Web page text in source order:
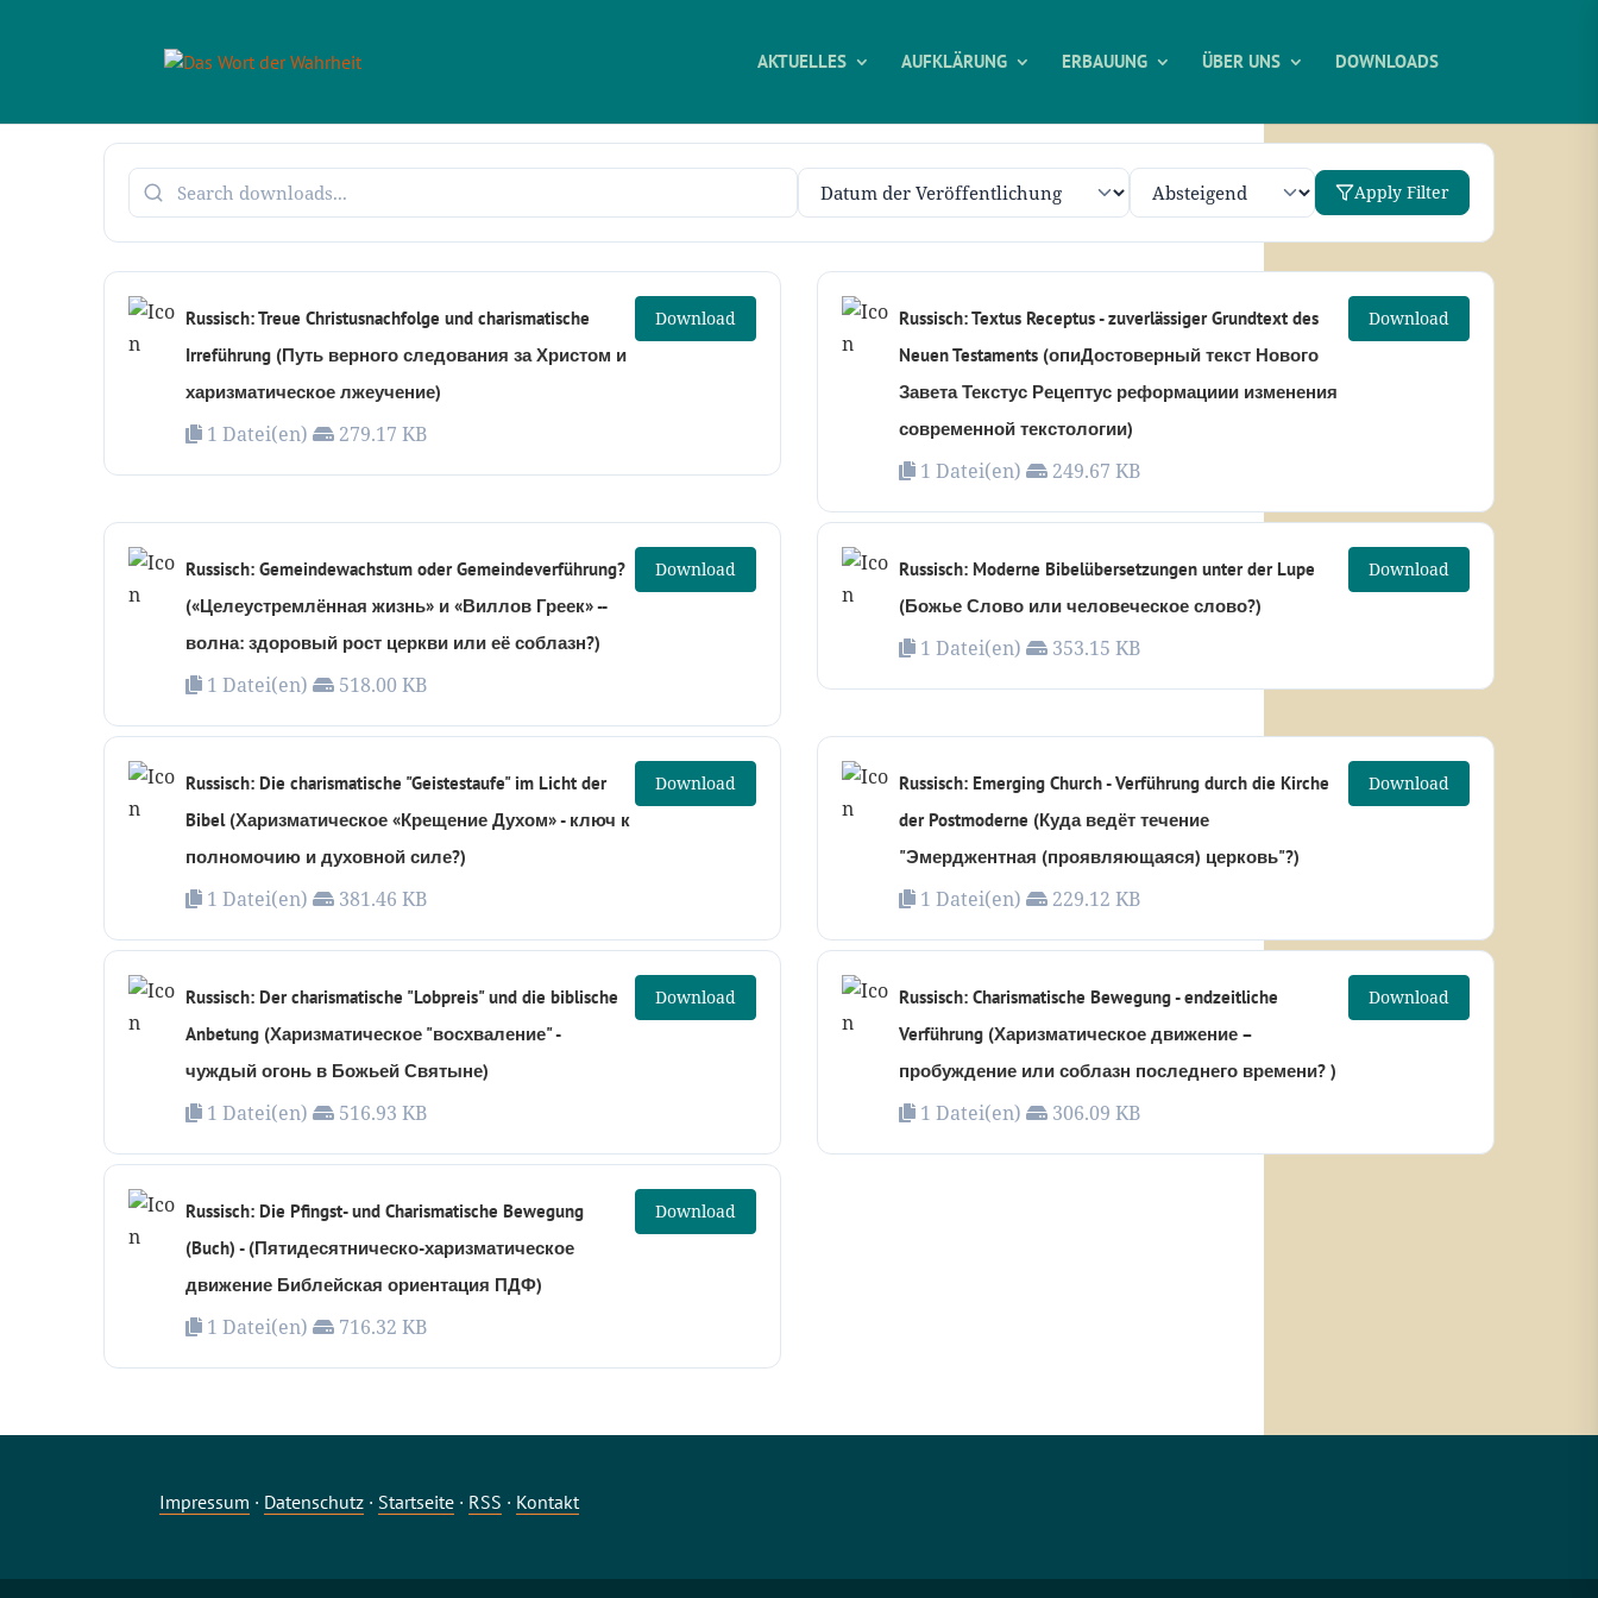
AKTUELLES AUFKLÄRUNG ERBAUUNG ÜBER UNS DOWNLOADS
Apply Filter
Russisch: Treue Christusnachfolge und charismatische
Irreführung (Путь верного следования за Христом и
харизматическое лжеучение)
1 Datei(en) 279.17 KB
Download
Russisch: Textus Receptus - zuverlässiger Grundtext des
Neuen Testaments (опиДостоверный текст Нового
Завета Текстус Рецептус реформациии изменения
современной текстологии)
1 Datei(en) 249.67 KB
Download
Russisch: Gemeindewachstum oder Gemeindeverführung?
(«Целеустремлённая жизнь» и «Виллов Греек» --
волна: здоровый рост церкви или её соблазн?)
1 Datei(en) 518.00 KB
Download
Russisch: Moderne Bibelübersetzungen unter der Lupe
(Божье Слово или человеческое слово?)
1 Datei(en) 353.15 KB
Download
Russisch: Die charismatische "Geistestaufe" im Licht der
Bibel (Харизматическое «Крещение Духом» - ключ к
полномочию и духовной силе?)
1 Datei(en) 381.46 KB
Download
Russisch: Emerging Church - Verführung durch die Kirche
der Postmoderne (Куда ведёт течение
"Эмерджентная (проявляющаяся) церковь"?)
1 Datei(en) 229.12 KB
Download
Russisch: Der charismatische "Lobpreis" und die biblische
Anbetung (Харизматическое "восхваление" -
чуждый огонь в Божьей Святыне)
1 Datei(en) 516.93 KB
Download
Russisch: Charismatische Bewegung - endzeitliche
Verführung (Харизматическое движение –
пробуждение или соблазн последнего времени? )
1 Datei(en) 306.09 KB
Download
Russisch: Die Pfingst- und Charismatische Bewegung
(Buch) - (Пятидесятническо-харизматическое
движение Библейская ориентация ПДФ)
1 Datei(en) 716.32 KB
Download
Impressum · Datenschutz · Startseite · RSS · Kontakt